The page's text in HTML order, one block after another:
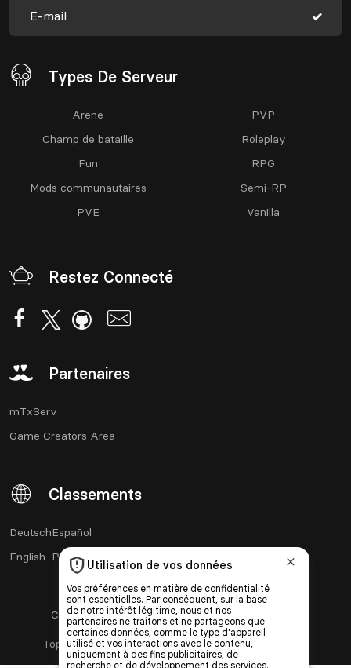
Types De Serveur
Arene
Champ de bataille
Fun
Mods communautaires
PVE
PVP
Roleplay
RPG
Semi-RP
Vanilla
Restez Connecté
Partenaires
mTxServ
Game Creators Area
Classements
Deutsch
English
Español
Português
Contact API CGU CGV Vie privée
Top Serveurs®- Marque déposée - SASU Born2Play